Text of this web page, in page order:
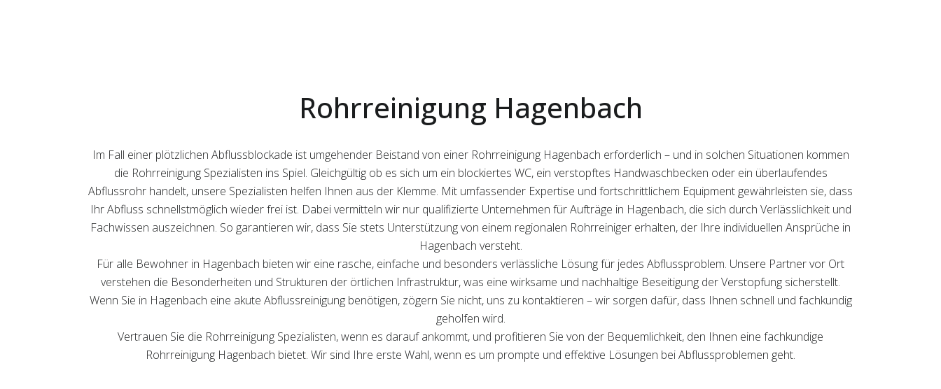
Rohrreinigung Hagenbach
Im Fall einer plötzlichen Abflussblockade ist umgehender Beistand von einer Rohrreinigung Hagenbach erforderlich – und in solchen Situationen kommen
die Rohrreinigung Spezialisten ins Spiel. Gleichgültig ob es sich um ein blockiertes WC, ein verstopftes Handwaschbecken oder ein überlaufendes
Abflussrohr handelt, unsere Spezialisten helfen Ihnen aus der Klemme. Mit umfassender Expertise und fortschrittlichem Equipment gewährleisten sie, dass
Ihr Abfluss schnellstmöglich wieder frei ist. Dabei vermitteln wir nur qualifizierte Unternehmen für Aufträge in Hagenbach, die sich durch Verlässlichkeit und
Fachwissen auszeichnen. So garantieren wir, dass Sie stets Unterstützung von einem regionalen Rohrreiniger erhalten, der Ihre individuellen Ansprüche in
Hagenbach versteht.
Für alle Bewohner in Hagenbach bieten wir eine rasche, einfache und besonders verlässliche Lösung für jedes Abflussproblem. Unsere Partner vor Ort
verstehen die Besonderheiten und Strukturen der örtlichen Infrastruktur, was eine wirksame und nachhaltige Beseitigung der Verstopfung sicherstellt.
Wenn Sie in Hagenbach eine akute Abflussreinigung benötigen, zögern Sie nicht, uns zu kontaktieren – wir sorgen dafür, dass Ihnen schnell und fachkundig
geholfen wird.
Vertrauen Sie die Rohrreinigung Spezialisten, wenn es darauf ankommt, und profitieren Sie von der Bequemlichkeit, den Ihnen eine fachkundige
Rohrreinigung Hagenbach bietet. Wir sind Ihre erste Wahl, wenn es um prompte und effektive Lösungen bei Abflussproblemen geht.